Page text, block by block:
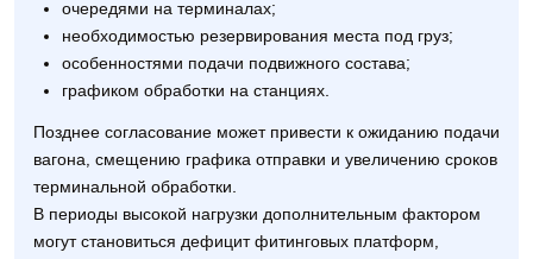
очередями на терминалах;
необходимостью резервирования места под груз;
особенностями подачи подвижного состава;
графиком обработки на станциях.
Позднее согласование может привести к ожиданию подачи
вагона, смещению графика отправки и увеличению сроков
терминальной обработки.
В периоды высокой нагрузки дополнительным фактором
могут становиться дефицит фитинговых платформ,